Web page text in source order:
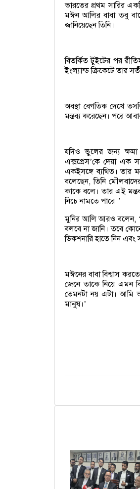
ভারতের প্রথম সারির
মঈন আলির বাবা তবু
জানিয়েছেন তিনি।
বিতর্কিত টুইটের পর
ইংল্যান্ড ক্রিকেটে তার
অবস্থা বেগতিক দেখে
মন্তব্য করেছেন। পরে
যদিও ভুলের জন্য ক্ষমা
এক্সপ্রেস’কে দেয়া এক
একইসঙ্গে ব্যথিত। তার
বলেছেন, তিনি
কাকে বলে। তার এই
নিচে নামতে পারে।’
মুনির আলি আরও বলেন,
বলবে না জানি। তবে
ডিকশনারি হাতে নিন
মঈনের বাবা বিশ্বাস
জেনে তাকে নিয়ে এমন
তেমনটা নয় এটা। আমি
মানুষ।’